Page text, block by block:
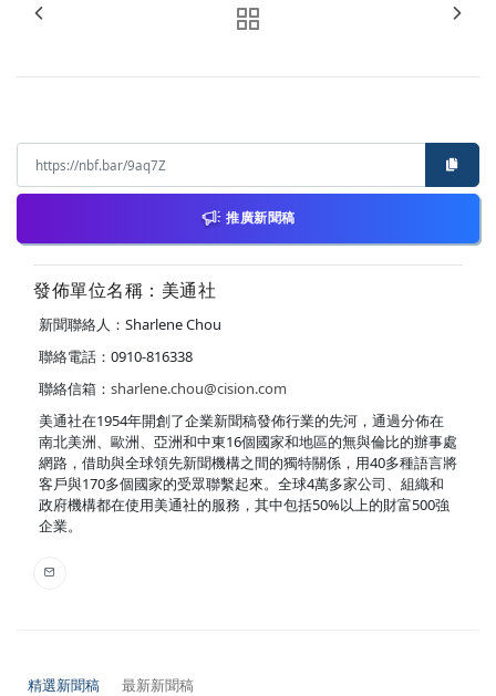
推廣新聞稿
發佈單位名稱：美通社
新聞聯絡人：Sharlene Chou
聯絡電話：0910-816338
聯絡信箱： sharlene.chou@cision.com
美通社在1954年開創了企業新聞稿發佈行業的先河，通過分佈在
南北美洲、歐洲、亞洲和中東16個國家和地區的無與倫比的辦事處
網路，借助與全球領先新聞機構之間的獨特關係，用40多種語言將
客戶與170多個國家的受眾聯繫起來。全球4萬多家公司、組織和
政府機構都在使用美通社的服務，其中包括50%以上的財富500強
企業。
精選新聞稿 最新新聞稿